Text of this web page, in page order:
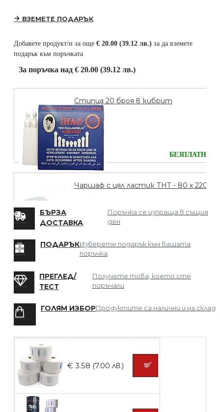
ВЗЕМЕТЕ ПОДАРЪК
Добавете продукт/и за още € 20.00 (39.12 лв.) за да вземете
подарък към поръчката
За поръчка над € 20.00 (39.12 лв.)
Стипца 20 броя в кибрит
БЕЗПЛАТНО
Чаршаф с цял ластик ТНТ - 80 х 220
Четка за боядисване
БЪРЗА
ДОСТАВКА
Поръчка се изпраща в същия
ден
ПОДАРЪКИзберете подарък към вашата
поръчка
ПРЕГЛЕД/
ТЕСТ
Получете това, което сте
поръчали
ГОЛЯМ ИЗБОРПродуктите са налични и на склад
€ 3.58 (7.00 лв.)